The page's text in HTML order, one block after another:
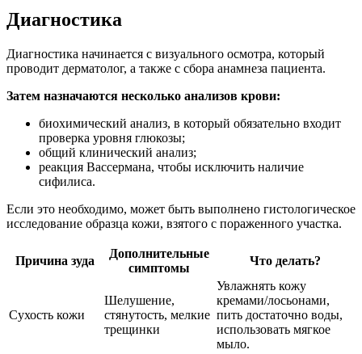
Диагностика
Диагностика начинается с визуального осмотра, который
проводит дерматолог, а также с сбора анамнеза пациента.
Затем назначаются несколько анализов крови:
биохимический анализ, в который обязательно входит
проверка уровня глюкозы;
общий клинический анализ;
реакция Вассермана, чтобы исключить наличие
сифилиса.
Если это необходимо, может быть выполнено гистологическое
исследование образца кожи, взятого с пораженного участка.
Причина зуда
Дополнительные
симптомы
Что делать?
Сухость кожи
Шелушение,
стянутость, мелкие
трещинки
Увлажнять кожу
кремами/лосьонами,
пить достаточно воды,
использовать мягкое
мыло.